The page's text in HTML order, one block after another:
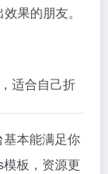
果的朋友。
适合自己折
本能满足你
板，资源更